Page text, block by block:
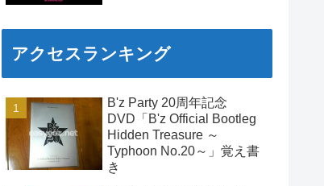
アクセスランキング
B'z Party 20周年記念
DVD「B'z Official Bootleg
Hidden Treasure ～
Typhoon No.20～」覚え書
き